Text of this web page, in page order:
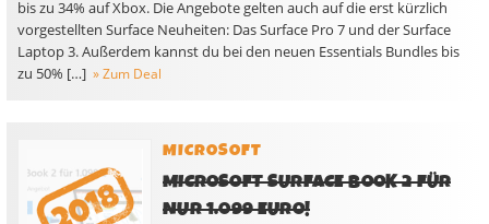
bis zu 34% auf Xbox. Die Angebote gelten auch auf die erst kürzlich
vorgestellten Surface Neuheiten: Das Surface Pro 7 und der Surface
Laptop 3. Außerdem kannst du bei den neuen Essentials Bundles bis
zu 50% […] » Zum Deal
MICROSOFT
MICROSOFT SURFACE BOOK 2 FÜR
NUR 1.099 EURO!